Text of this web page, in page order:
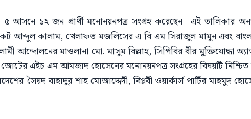
৫ আসনে ১২ জন প্রার্থী মনোনয়নপত্র সংগ্রহ করেছেন। এই তালিকার
আব্দুল কালাম, খেলাফত মজলিসের এ বি এম সিরাজুল মামুন এবং
আন্দোলনের মাওলানা মো. মাসুম বিল্লাহ, সিপিবির বীর
জোটের এইচ এম আমজাদ হোসেনের মনোনয়নপত্র সংগ্রহের বিষয়টি
সৈয়দ বাহাদুর শাহ মোজাদ্দেদী, বিপ্লবী ওয়ার্কার্স পার্টির মাহমুদ